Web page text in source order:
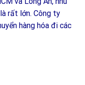
rất lớn. Công ty
hàng hóa đi các